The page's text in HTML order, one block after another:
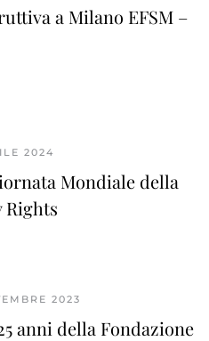
a Milano EFSM –
2024
Mondiale della
Rights
2023
anni della Fondazione